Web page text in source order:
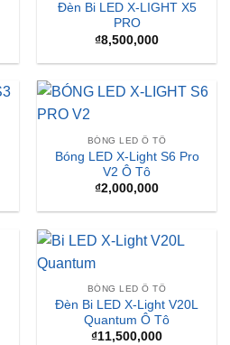
Đèn Bi LED X-LIGHT X5
PRO
₫8,500,000
BÓNG LED Ô TÔ
Bóng LED X-Light S6 Pro
V2 Ô Tô
₫2,000,000
BÓNG LED Ô TÔ
Đèn Bi LED X-Light V20L
Quantum Ô Tô
₫11,500,000